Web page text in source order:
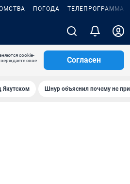
ПОГОДА ТЕЛЕПРОГРАММА
cookie-
свое
Согласен
Якутском Шнур объяснил почему не